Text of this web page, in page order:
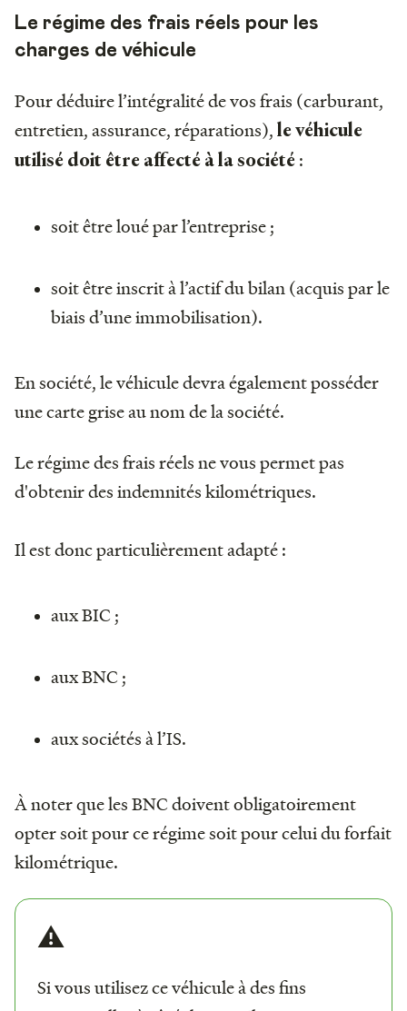
Le régime des frais réels pour les
charges de véhicule
Pour déduire l’intégralité de vos frais (carburant,
entretien, assurance, réparations), le véhicule
utilisé doit être affecté à la société :
soit être loué par l’entreprise ;
soit être inscrit à l’actif du bilan (acquis par le
biais d’une immobilisation).
En société, le véhicule devra également posséder
une carte grise au nom de la société.
Le régime des frais réels ne vous permet pas
d'obtenir des indemnités kilométriques.
Il est donc particulièrement adapté :
aux BIC ;
aux BNC ;
aux sociétés à l’IS.
À noter que les BNC doivent obligatoirement
opter soit pour ce régime soit pour celui du forfait
kilométrique.
⚠️
Si vous utilisez ce véhicule à des fins